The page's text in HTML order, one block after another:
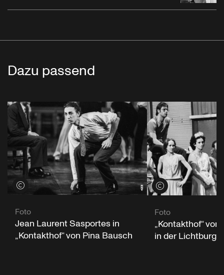
Dazu passend
Credits öffnen
Foto
Jean Laurent Sasportes in
„Kontakthof“ von Pina Bausch
Credits öffnen
Foto
„Kontakthof“
in der Lichtburg